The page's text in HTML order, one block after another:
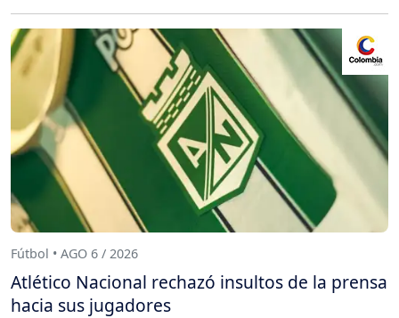
Fútbol • AGO 6 / 2026
Atlético Nacional rechazó insultos de la prensa
hacia sus jugadores